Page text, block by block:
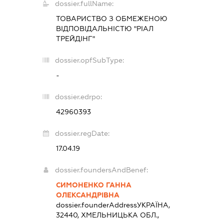
dossier.fullName:
ТОВАРИСТВО З ОБМЕЖЕНОЮ
ВІДПОВІДАЛЬНІСТЮ "РІАЛ
ТРЕЙДІНГ"
dossier.opfSubType:
-
dossier.edrpo:
42960393
dossier.regDate:
17.04.19
dossier.foundersAndBenef:
СИМОНЕНКО ГАННА
ОЛЕКСАНДРІВНА
dossier.founderAddressУКРАЇНА,
32440, ХМЕЛЬНИЦЬКА ОБЛ.,